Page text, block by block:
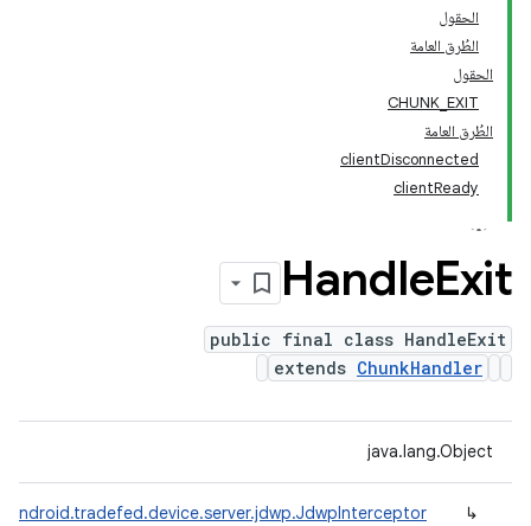
الحقول
الطُرق العامة
الحقول
CHUNK_EXIT
الطُرق العامة
clientDisconnected
clientReady
HandleExit
public final class HandleExit
extends ChunkHandler
java.lang.Object
↳